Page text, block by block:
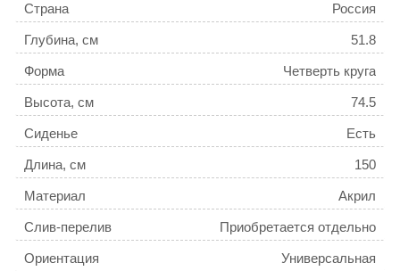
Страна Россия
Глубина, см 51.8
Форма Четверть круга
Высота, см 74.5
Сиденье Есть
Длина, см 150
Материал Акрил
Слив-перелив Приобретается отдельно
Ориентация Универсальная